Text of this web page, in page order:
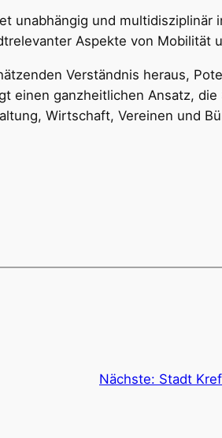
unabhängig und multidisziplinär
Aspekte von Mobilität
Verständnis heraus,
einen ganzheitlichen Ansatz,
Wirtschaft, Vereinen und
Nächste: Stadt